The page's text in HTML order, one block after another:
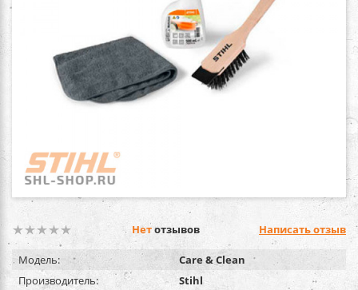
Нетотзывов Написать отзыв
Модель:
Care & Clean
Производитель:
Stihl